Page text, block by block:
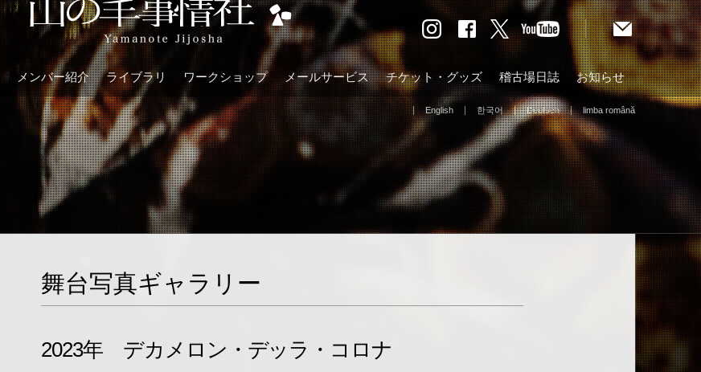
メンバー紹介 ライブラリ ワークショップ メールサービス チケット・グッズ 稽古場日誌 お知らせ
English 한국어 Deutsch limba română
舞台写真ギャラリー
2023年 デカメロン・デッラ・コロナ